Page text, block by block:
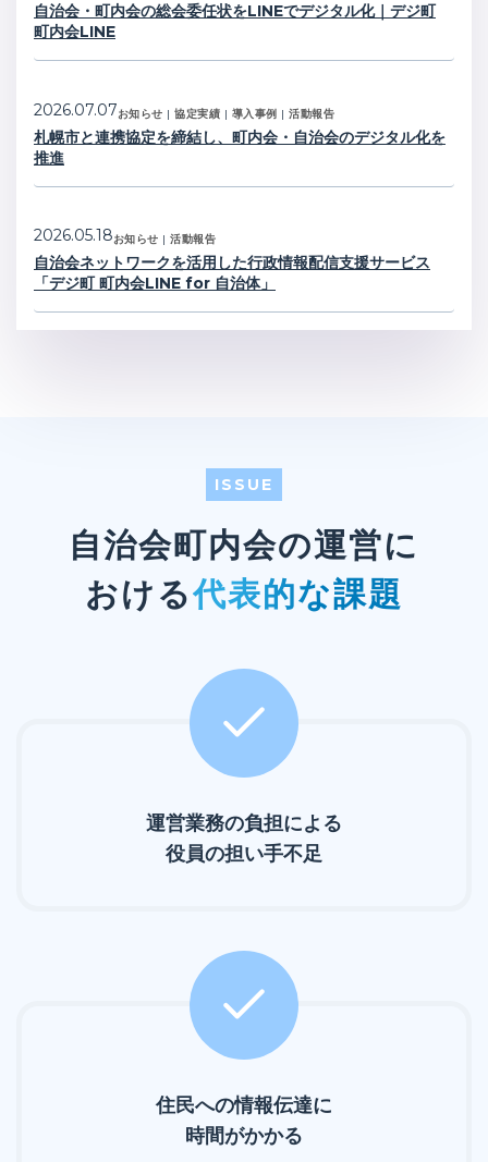
自治会・町内会の総会委任状をLINEでデジタル化｜デジ町
町内会LINE
お知らせ |協定実績 | 導入事例 |活動報告
札幌市と連携協定を締結し、町内会・自治会のデジタル化を
推進
2026.07.07
お知らせ |活動報告
自治会ネットワークを活用した行政情報配信支援サービス
「デジ町 町内会LINE for 自治体」
2026.05.18
ISSUE
自治会町内会の運営に
おける代表的な課題
運営業務の負担による
役員の担い手不足
住民への情報伝達に
時間がかかる